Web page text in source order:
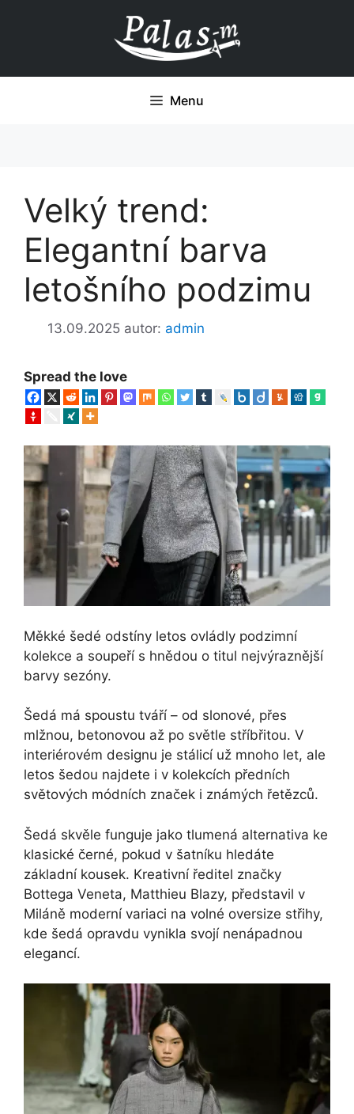
Menu
Velký trend:
Elegantní barva
letošního podzimu
13.09.2025 autor: admin
Spread the love
Měkké šedé odstíny letos ovládly podzimní
kolekce a soupeří s hnědou o titul nejvýraznější
barvy sezóny.
Šedá má spoustu tváří – od slonové, přes
mlžnou, betonovou až po světle stříbřitou. V
interiérovém designu je stálicí už mnoho let, ale
letos šedou najdete i v kolekcích předních
světových módních značek i známých řetězců.
Šedá skvěle funguje jako tlumená alternativa ke
klasické černé, pokud v šatníku hledáte
základní kousek. Kreativní ředitel značky
Bottega Veneta, Matthieu Blazy, představil v
Miláně moderní variaci na volné oversize střihy,
kde šedá opravdu vynikla svojí nenápadnou
elegancí.